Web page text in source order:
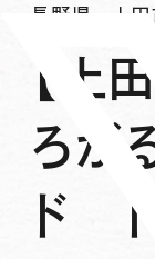
長野県 上
【上
ろが
ド